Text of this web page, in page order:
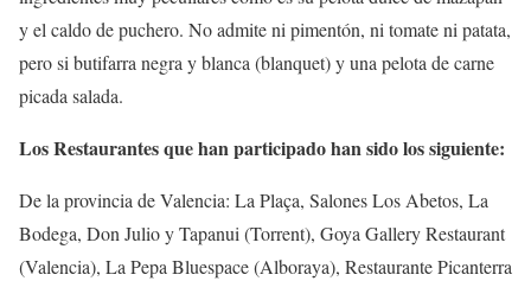
y el caldo de puchero. No admite ni pimentón, ni tomate ni patata,
pero si butifarra negra y blanca (blanquet) y una pelota de carne
picada salada.
Los Restaurantes que han participado han sido los siguiente:
De la provincia de Valencia: La Plaça, Salones Los Abetos, La
Bodega, Don Julio y Tapanui (Torrent), Goya Gallery Restaurant
(Valencia), La Pepa Bluespace (Alboraya), Restaurante Picanterra